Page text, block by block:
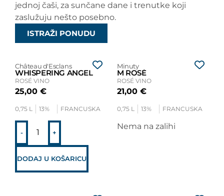
jednoj čaši, za sunčane dane i trenutke koji
zaslužuju nešto posebno.
ISTRAŽI PONUDU
Château d'Esclans
WHISPERING ANGEL
ROSÉ VINO
25,00 €
0,75 L 13% FRANCUSKA
- +
DODAJ U KOŠARICU
Minuty
M ROSÉ
ROSÉ VINO
21,00 €
0,75 L 13% FRANCUSKA
Nema na zalihi